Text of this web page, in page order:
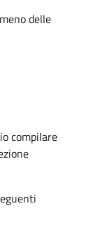
delle
compilare